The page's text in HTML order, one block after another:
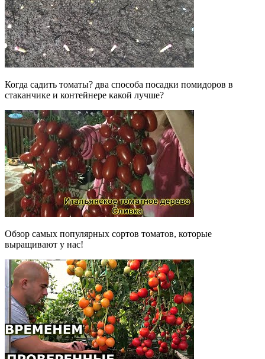
Когда садить томаты? два способа посадки помидоров в
стаканчике и контейнере какой лучше?
Обзор самых популярных сортов томатов, которые
выращивают у нас!